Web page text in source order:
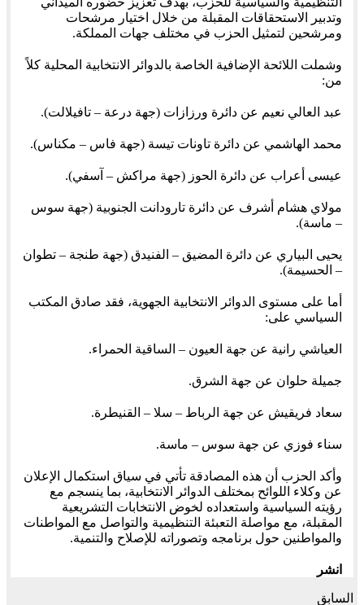
وتدبير الاستحقاقات المقبلة من خلال اختيار مرشحات
ومرشحين لتمثيل الحزب في مختلف جهات المملكة.
وشملت اللائحة الإضافية الخاصة بالدوائر الانتخابية المحلية كلاً
من:
عبد العالي نعيم عن دائرة ورزازات (جهة درعة – تافيلالت).
محمد الهاشمي عن دائرة تاونات تيسة (جهة فاس – مكناس).
عيسى أعراب عن دائرة الحوز (جهة مراكش – آسفي).
مولاي هشام أشرف عن دائرة تارودانت الجنوبية (جهة سوس
– ماسة).
يحيى البياري عن دائرة المضيق – الفنيدق (جهة طنجة – تطوان
– الحسيمة).
أما على مستوى الدوائر الانتخابية الجهوية، فقد صادق المكتب
السياسي على:
العياشي رانية عن جهة العيون – الساقية الحمراء.
جميلة حلوان عن جهة الشرق.
سعاد فريقيش عن جهة الرباط – سلا – القنيطرة.
سناء فوزي عن جهة سوس – ماسة.
وأكد الحزب أن هذه المصادقة تأتي في سياق استكمال الإعلان
عن وكلاء اللوائح بمختلف الدوائر الانتخابية، بما ينسجم مع
رؤيته السياسية واستعداده لخوض الانتخابات التشريعية
المقبلة، مع مواصلة التعبئة التنظيمية والتواصل مع المواطنات
والمواطنين حول برنامجه وتصوراته للإصلاح والتنمية.
انشر
السابق